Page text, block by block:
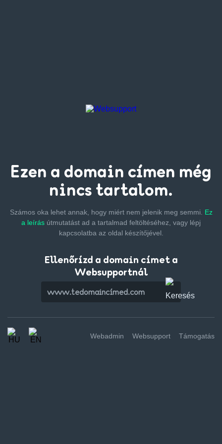
Ezen a domain címen még
nincs tartalom.
Számos oka lehet annak, hogy miért nem jelenik meg semmi. Ez
a leírás útmutatást ad a tartalmad feltöltéséhez, vagy lépj
kapcsolatba az oldal készítőjével.
Ellenőrízd a domain címet a
Websupportnál
Webadmin Websupport Támogatás